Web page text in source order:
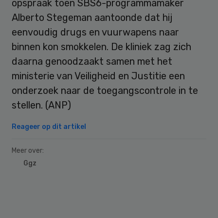
opspraak toen SBS6-programmamaker
Alberto Stegeman aantoonde dat hij
eenvoudig drugs en vuurwapens naar
binnen kon smokkelen. De kliniek zag zich
daarna genoodzaakt samen met het
ministerie van Veiligheid en Justitie een
onderzoek naar de toegangscontrole in te
stellen. (ANP)
Reageer op dit artikel
Meer over:
Ggz